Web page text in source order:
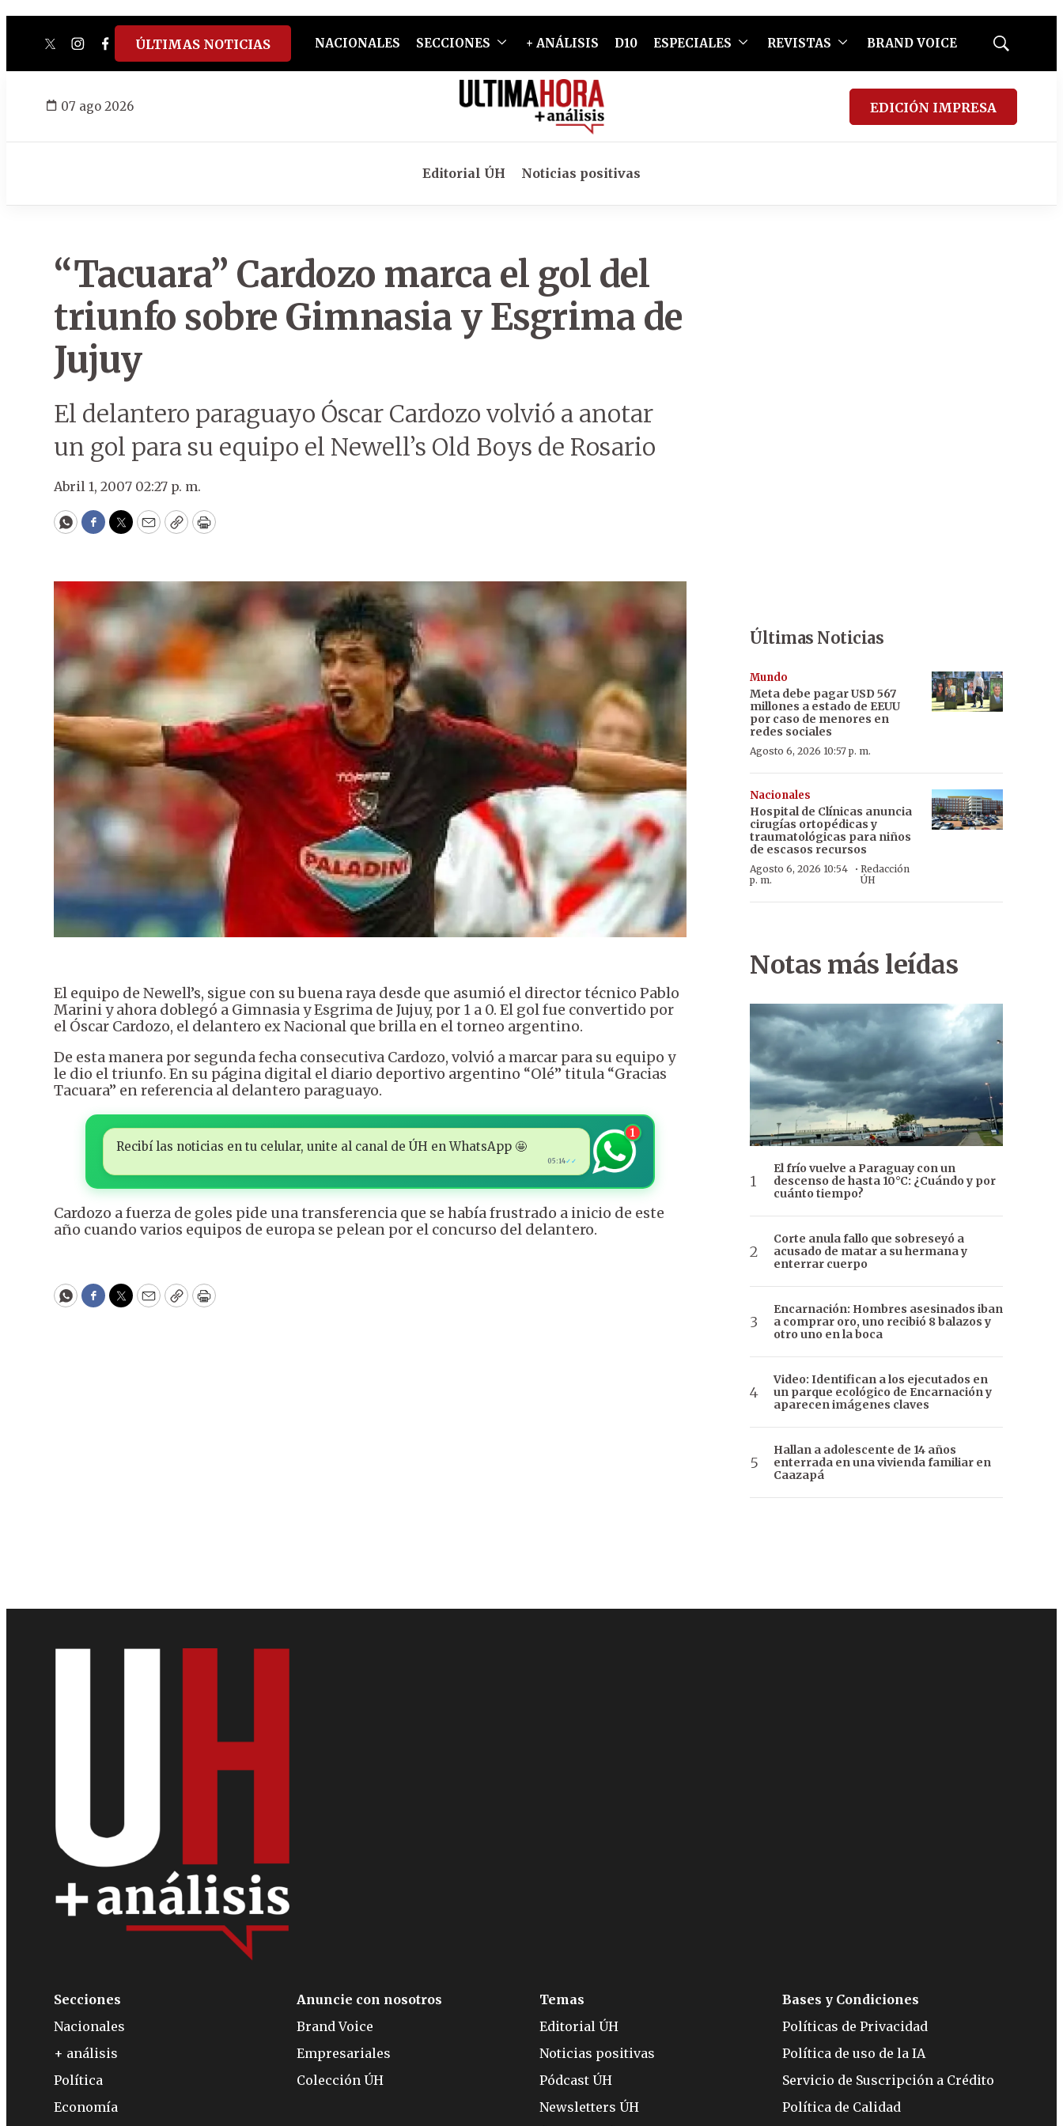
twitterinstagram
facebook
tiktokyoutube
spotify
ÚLTIMAS NOTICIAS NACIONALES SECCIONES + ANÁLISIS D10 ESPECIALES REVISTAS BRAND VOICE
Mostrar
07 ago 2026 EDICIÓN IMPRESA
Editorial ÚH Noticias positivas
“Tacuara” Cardozo marca el gol del
triunfo sobre Gimnasia y Esgrima de
Jujuy
El delantero paraguayo Óscar Cardozo volvió a anotar
un gol para su equipo el Newell’s Old Boys de Rosario
Abril 1, 2007 02:27 p. m.
WhatsApp
Facebook
Twitter
EmailCopyPrint
El equipo de Newell’s, sigue con su buena raya desde que asumió el director técnico Pablo
Marini y ahora doblegó a Gimnasia y Esgrima de Jujuy, por 1 a 0. El gol fue convertido por
el Óscar Cardozo, el delantero ex Nacional que brilla en el torneo argentino.
De esta manera por segunda fecha consecutiva Cardozo, volvió a marcar para su equipo y
le dio el triunfo. En su página digital el diario deportivo argentino “Olé” titula “Gracias
Tacuara” en referencia al delantero paraguayo.
Recibí las noticias en tu celular, unite al canal de ÚH en WhatsApp 🤩
05:14✓✓
1
Cardozo a fuerza de goles pide una transferencia que se había frustrado a inicio de este
año cuando varios equipos de europa se pelean por el concurso del delantero.
WhatsApp
Facebook
Twitter
EmailCopyPrint
Últimas Noticias
Mundo
Meta debe pagar USD 567
millones a estado de EEUU
por caso de menores en
redes sociales
Agosto 6, 2026 10:57 p. m.
Nacionales
Hospital de Clínicas anuncia
cirugías ortopédicas y
traumatológicas para niños
de escasos recursos
Agosto 6, 2026 10:54
p. m.
· Redacción
ÚH
Notas más leídas
El frío vuelve a Paraguay con un
descenso de hasta 10°C: ¿Cuándo y por
cuánto tiempo?
Corte anula fallo que sobreseyó a
acusado de matar a su hermana y
enterrar cuerpo
Encarnación: Hombres asesinados iban
a comprar oro, uno recibió 8 balazos y
otro uno en la boca
Video: Identifican a los ejecutados en
un parque ecológico de Encarnación y
aparecen imágenes claves
Hallan a adolescente de 14 años
enterrada en una vivienda familiar en
Caazapá
Secciones
Nacionales
+ análisis
Política
Economía
Anuncie con nosotros
Brand Voice
Empresariales
Colección ÚH
Temas
Editorial ÚH
Noticias positivas
Pódcast ÚH
Newsletters ÚH
Bases y Condiciones
Políticas de Privacidad
Política de uso de la IA
Servicio de Suscripción a Crédito
Política de Calidad